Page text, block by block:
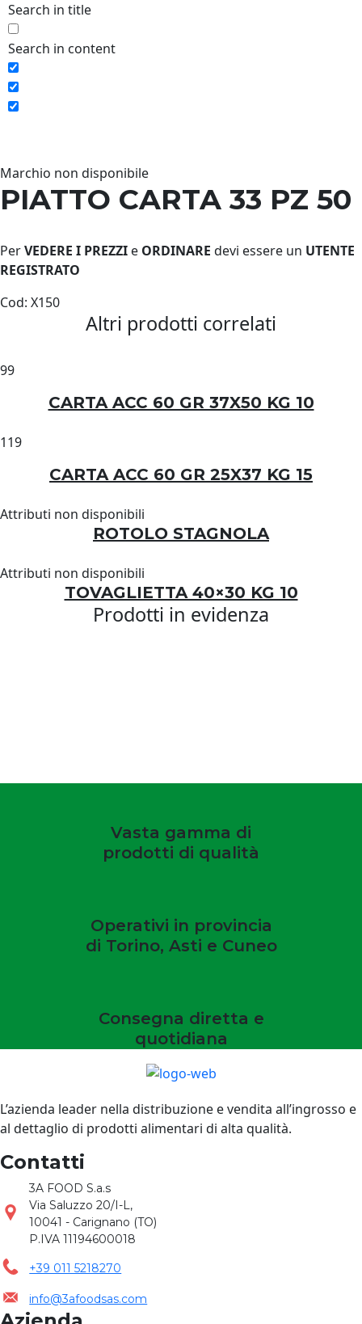
Search in title
Search in content
Marchio non disponibile
PIATTO CARTA 33 PZ 50
PerVEDERE I PREZZI e ORDINARE devi essere un UTENTE
REGISTRATO
Cod: X150
Altri prodotti correlati
99
CARTA ACC 60 GR 37X50 KG 10
119
CARTA ACC 60 GR 25X37 KG 15
Attributi non disponibili
ROTOLO STAGNOLA
Attributi non disponibili
TOVAGLIETTA 40×30 KG 10
Prodotti in evidenza
Vasta gamma di
prodotti di qualità
Operativi in provincia
di Torino, Asti e Cuneo
Consegna diretta e
quotidiana
L’azienda leader nella distribuzione e vendita all’ingrosso e
al dettaglio di prodotti alimentari di alta qualità.
Contatti
3A FOOD S.a.s
Via Saluzzo 20/I-L,
10041 - Carignano (TO)
P.IVA 11194600018
+39 011 5218270
info@3afoodsas.com